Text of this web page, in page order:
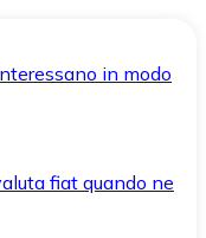
in modo
fiat quando ne